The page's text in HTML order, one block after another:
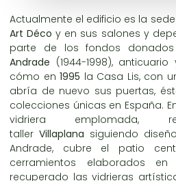
Actualmente el edificio es la
Art Déco y en sus salones y
parte de los fondos
Andrade (1944-1998),
cómo en1995 la Casa Lis, con
abría de nuevo sus puertas,
colecciones únicas en España.
vidriera emplomada,
taller Villaplana siguiendo
Andrade, cubre el patio
cerramientos elaborados
recuperado las vidrieras